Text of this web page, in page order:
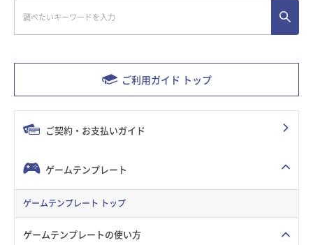
ご利用ガイド トップ
ご契約・お支払いガイド
ゲームテンプレート
ゲームテンプレート トップ
ゲームテンプレートの使い方